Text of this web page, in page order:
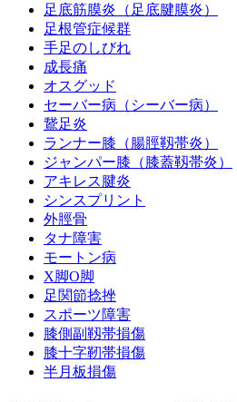
足底筋膜炎（足底腱膜炎）
足根管症候群
手足のしびれ
成長痛
オスグッド
セーバー病（シーバー病）
鵞足炎
ランナー膝（腸脛靱帯炎）
ジャンパー膝（膝蓋靱帯炎）
アキレス腱炎
シンスプリント
外脛骨
タナ障害
モートン病
X脚O脚
足関節捻挫
スポーツ障害
膝側副靱帯損傷
膝十字靭帯損傷
半月板損傷